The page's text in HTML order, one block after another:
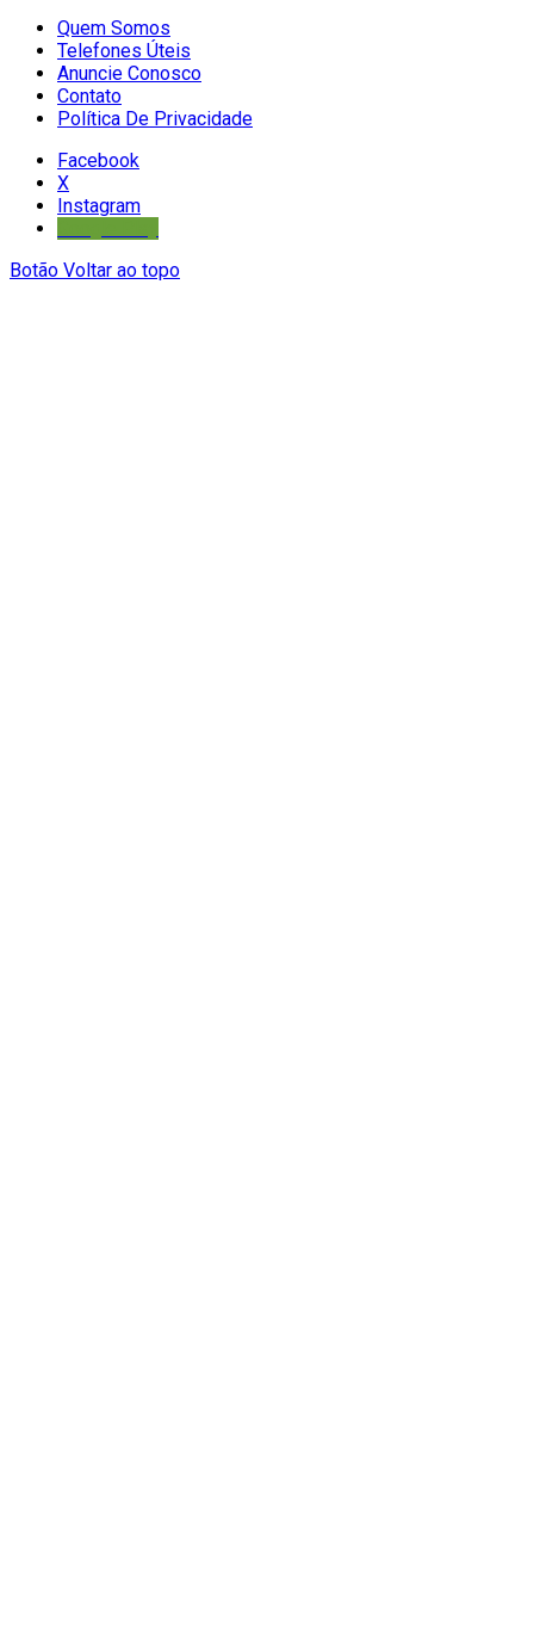
Quem Somos
Telefones Úteis
Anuncie Conosco
Contato
Política De Privacidade
Facebook
X
Instagram
Botão Voltar ao topo